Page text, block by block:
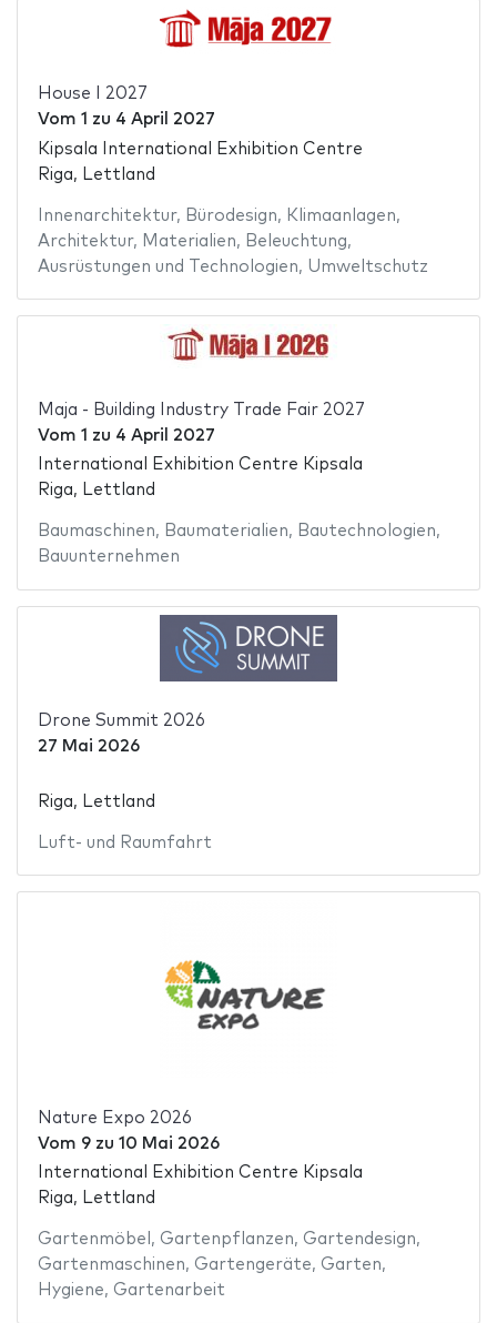
House I 2027
Vom 1 zu 4 April 2027
Kipsala International Exhibition Centre
Riga, Lettland
Innenarchitektur, Bürodesign, Klimaanlagen,
Architektur, Materialien, Beleuchtung,
Ausrüstungen und Technologien, Umweltschutz
Maja - Building Industry Trade Fair 2027
Vom 1 zu 4 April 2027
International Exhibition Centre Kipsala
Riga, Lettland
Baumaschinen, Baumaterialien, Bautechnologien,
Bauunternehmen
Drone Summit 2026
27 Mai 2026
Riga, Lettland
Luft- und Raumfahrt
Nature Expo 2026
Vom 9zu 10 Mai 2026
International Exhibition Centre Kipsala
Riga, Lettland
Gartenmöbel , Gartenpflanzen, Gartendesign,
Gartenmaschinen, Gartengeräte, Garten,
Hygiene, Gartenarbeit